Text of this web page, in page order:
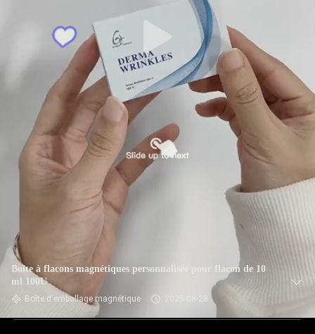
Boîte à flacons magnétiques personnalisée pour flacon de 10
ml 100U
Boîte d'emballage magnétique 2025-08-28